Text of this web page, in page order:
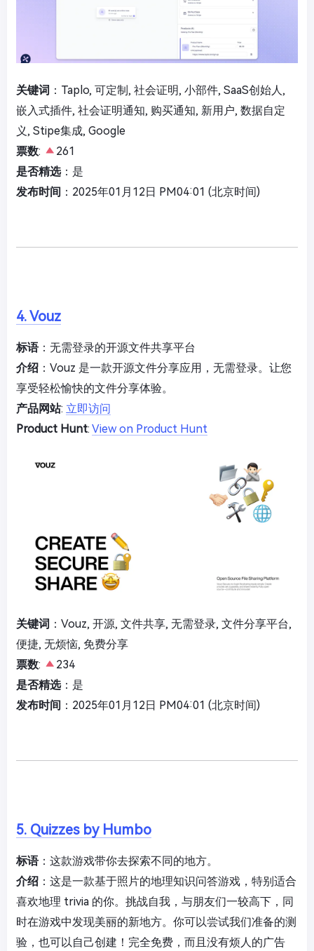
关键词 ：Taplo, 可定制, 社会证明, 小部件, SaaS创始人,
嵌入式插件, 社会证明通知, 购买通知, 新用户, 数据自定
义, Stipe集成, Google
票数:
261
是否精选：是
发布时间 ：2025年01月12日 PM04:01 (北京时间)
4. Vouz
标语：无需登录的开源文件共享平台
介绍 ：Vouz 是一款开源文件分享应用，无需登录。让您
享受轻松愉快的文件分享体验。
产品网站: 立即访问
Product Hunt: View on Product Hunt
关键词 ：Vouz, 开源, 文件共享, 无需登录, 文件分享平台,
便捷, 无烦恼, 免费分享
票数:
234
是否精选：是
发布时间 ：2025年01月12日 PM04:01 (北京时间)
5. Quizzes by Humbo
标语：这款游戏带你去探索不同的地方。
介绍 ：这是一款基于照片的地理知识问答游戏，特别适合
喜欢地理 trivia 的你。挑战自我，与朋友们一较高下，同
时在游戏中发现美丽的新地方。你可以尝试我们准备的测
验，也可以自己创建！完全免费，而且没有烦人的广告